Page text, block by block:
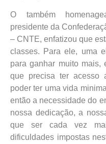
O também
presidente da
– CNTE, enfatizou que
classes. Para ele, uma
para ganhar muito mais,
que precisa ter acesso
poder ter uma vida
então a necessidade do
nossa dedicação, a
que ser cada vez
dificuldades impostas